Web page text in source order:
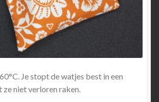
Je stopt de watjes best in een
niet verloren raken.